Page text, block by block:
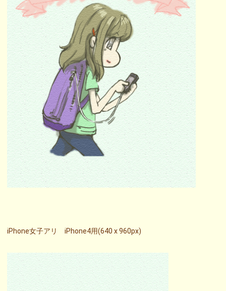
iPhone女子アリ iPhone4用(640 x 960px)